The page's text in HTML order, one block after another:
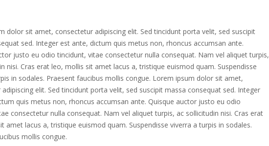
dolor sit amet, consectetur adipiscing elit. Sed tincidunt porta velit, sed suscipit
sed. Integer est ante, dictum quis metus non, rhoncus accumsan ante.
justo eu odio tincidunt, vitae consectetur nulla consequat. Nam vel aliquet turpis,
nisi. Cras erat leo, mollis sit amet lacus a, tristique euismod quam. Suspendisse
in sodales. Praesent faucibus mollis congue. Lorem ipsum dolor sit amet,
elit. Sed tincidunt porta velit, sed suscipit massa consequat sed. Integer
quis metus non, rhoncus accumsan ante. Quisque auctor justo eu odio
consectetur nulla consequat. Nam vel aliquet turpis, ac sollicitudin nisi. Cras erat
amet lacus a, tristique euismod quam. Suspendisse viverra a turpis in sodales.
mollis congue.